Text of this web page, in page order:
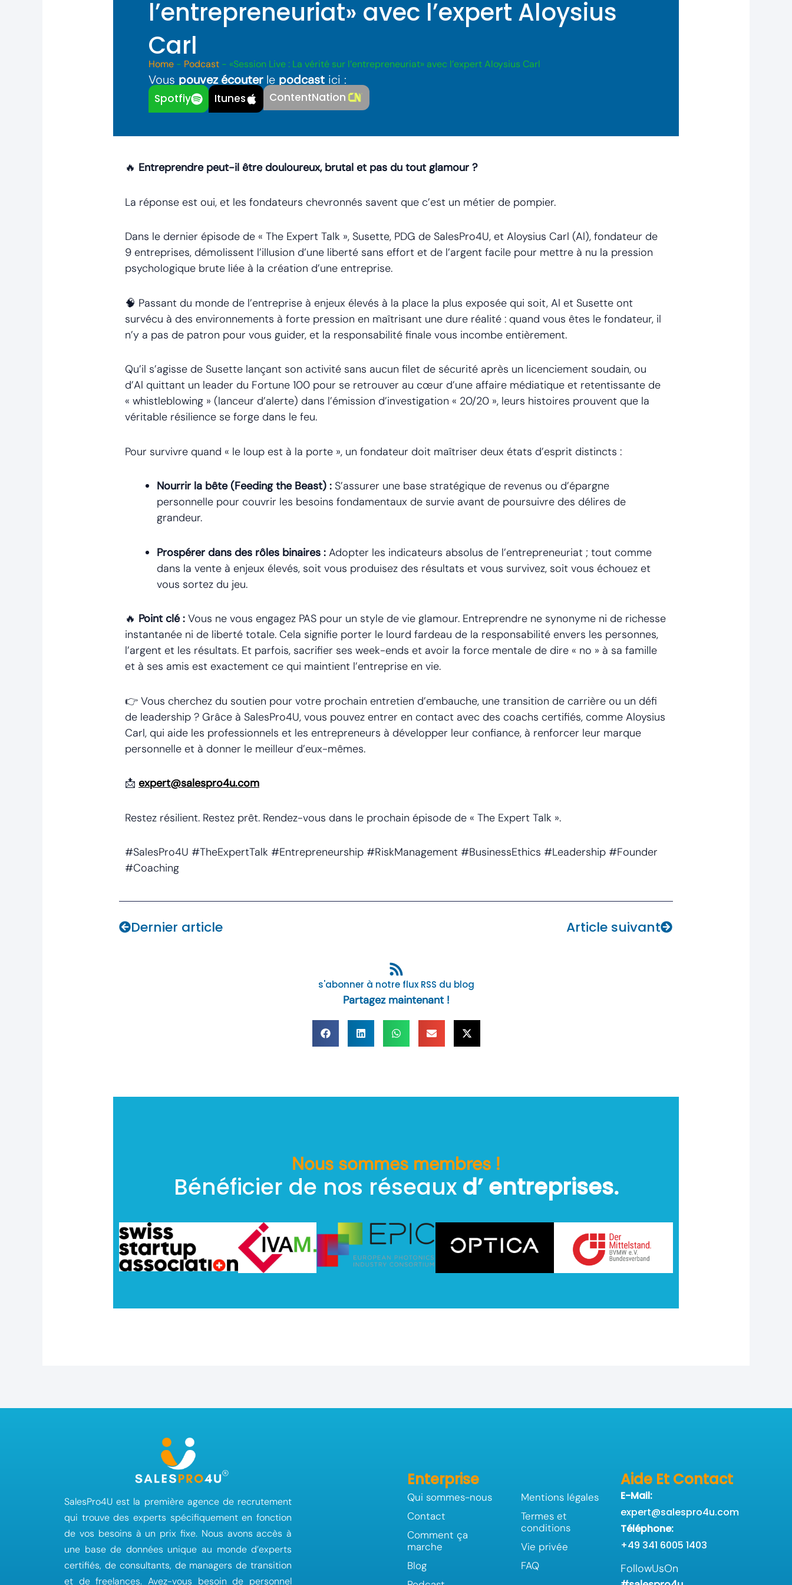
l’entrepreneuriat» avec l’expert Aloysius
Carl
Home - Podcast - «Session Live : La vérité sur l’entrepreneuriat» avec l’expert Aloysius Carl
Vous pouvez écouterle podcast ici :
Spotfiy Itunes ContentNation
🔥 Entreprendre peut-il être douloureux, brutal et pas du tout glamour ?
La réponse est oui, et les fondateurs chevronnés savent que c’est un métier de pompier.
Dans le dernier épisode de « The Expert Talk », Susette, PDG de SalesPro4U, et Aloysius Carl (Al), fondateur de
9 entreprises, démolissent l’illusion d’une liberté sans effort et de l’argent facile pour mettre à nu la pression
psychologique brute liée à la création d’une entreprise.
🧠 Passant du monde de l’entreprise à enjeux élevés à la place la plus exposée qui soit, Al et Susette ont
survécu à des environnements à forte pression en maîtrisant une dure réalité : quand vous êtes le fondateur, il
n’y a pas de patron pour vous guider, et la responsabilité finale vous incombe entièrement.
Qu’il s’agisse de Susette lançant son activité sans aucun filet de sécurité après un licenciement soudain, ou
d’Al quittant un leader du Fortune 100 pour se retrouver au cœur d’une affaire médiatique et retentissante de
« whistleblowing » (lanceur d’alerte) dans l’émission d’investigation « 20/20 », leurs histoires prouvent que la
véritable résilience se forge dans le feu.
Pour survivre quand « le loup est à la porte », un fondateur doit maîtriser deux états d’esprit distincts :
Nourrir la bête (Feeding the Beast) : S’assurer une base stratégique de revenus ou d’épargne
personnelle pour couvrir les besoins fondamentaux de survie avant de poursuivre des délires de
grandeur.
Prospérer dans des rôles binaires : Adopter les indicateurs absolus de l’entrepreneuriat ; tout comme
dans la vente à enjeux élevés, soit vous produisez des résultats et vous survivez, soit vous échouez et
vous sortez du jeu.
🔥 Point clé : Vous ne vous engagez PAS pour un style de vie glamour. Entreprendre ne synonyme ni de richesse
instantanée ni de liberté totale. Cela signifie porter le lourd fardeau de la responsabilité envers les personnes,
l’argent et les résultats. Et parfois, sacrifier ses week-ends et avoir la force mentale de dire « no » à sa famille
et à ses amis est exactement ce qui maintient l’entreprise en vie.
👉 Vous cherchez du soutien pour votre prochain entretien d’embauche, une transition de carrière ou un défi
de leadership ? Grâce à SalesPro4U, vous pouvez entrer en contact avec des coachs certifiés, comme Aloysius
Carl, qui aide les professionnels et les entrepreneurs à développer leur confiance, à renforcer leur marque
personnelle et à donner le meilleur d’eux-mêmes.
📩 expert@salespro4u.com
Restez résilient. Restez prêt. Rendez-vous dans le prochain épisode de « The Expert Talk ».
#SalesPro4U #TheExpertTalk #Entrepreneurship #RiskManagement #BusinessEthics #Leadership #Founder
#Coaching
Dernier article Article suivant
s'abonner à notre flux RSS du blog
Partagez maintenant !
Nous sommes membres !
Bénéficier de nos réseaux d’ entreprises.
SalesPro4U est la première agence de recrutement
qui trouve des experts spécifiquement en fonction
de vos besoins à un prix fixe. Nous avons accès à
une base de données unique au monde d’experts
certifiés, de consultants, de managers de transition
et de freelances. Avez-vous besoin de personnel
Enterprise
Qui sommes-nous
Contact
Comment ça
marche
Blog
Mentions légales
Termes et
conditions
Vie privée
FAQ
Aide Et Contact
E-Mail:
expert@salespro4u.com
Téléphone:
+49 341 6005 1403
FollowUsOn